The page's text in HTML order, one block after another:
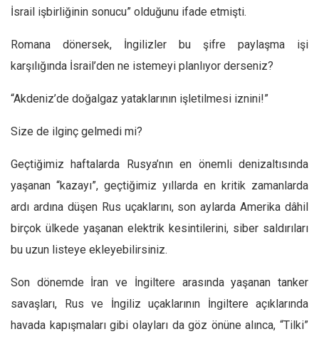
İsrail işbirliğinin sonucu” olduğunu ifade etmişti.
Romana dönersek, İngilizler bu şifre paylaşma işi
karşılığında İsrail’den ne istemeyi planlıyor derseniz?
“Akdeniz’de doğalgaz yataklarının işletilmesi iznini!”
Size de ilginç gelmedi mi?
Geçtiğimiz haftalarda Rusya’nın en önemli denizaltısında
yaşanan “kazayı”, geçtiğimiz yıllarda en kritik zamanlarda
ardı ardına düşen Rus uçaklarını, son aylarda Amerika dâhil
birçok ülkede yaşanan elektrik kesintilerini, siber saldırıları
bu uzun listeye ekleyebilirsiniz.
Son dönemde İran ve İngiltere arasında yaşanan tanker
savaşları, Rus ve İngiliz uçaklarının İngiltere açıklarında
havada kapışmaları gibi olayları da göz önüne alınca, “Tilki”